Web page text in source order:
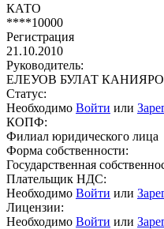
КАТО
****10000
Регистрация
21.10.2010
Руководитель:
ЕЛЕУОВ БУЛАТ
Статус:
Необходимо Войти или
КОПФ:
Филиал юридического лица
Форма собственности:
Государственная
Плательщик НДС:
Необходимо Войти или
Лицензии:
Необходимо Войти или